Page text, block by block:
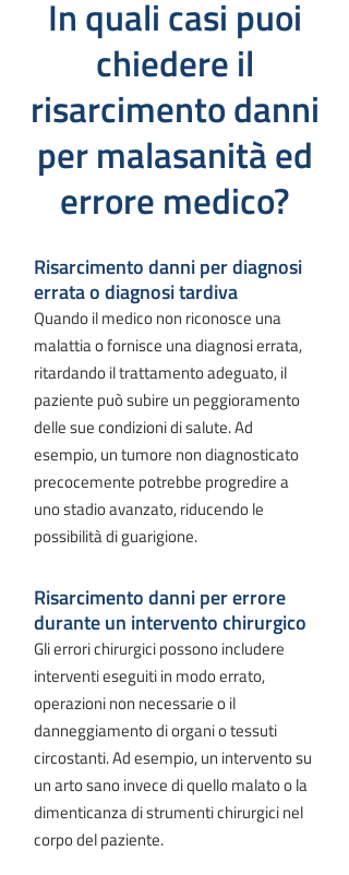
In quali casi puoi
chiedere il
risarcimento danni
per malasanità ed
errore medico?
Risarcimento danni per diagnosi
errata o diagnosi tardiva
Quando il medico non riconosce una
malattia o fornisce una diagnosi errata,
ritardando il trattamento adeguato, il
paziente può subire un peggioramento
delle sue condizioni di salute. Ad
esempio, un tumore non diagnosticato
precocemente potrebbe progredire a
uno stadio avanzato, riducendo le
possibilità di guarigione.
Risarcimento danni per errore
durante un intervento chirurgico
Gli errori chirurgici possono includere
interventi eseguiti in modo errato,
operazioni non necessarie o il
danneggiamento di organi o tessuti
circostanti. Ad esempio, un intervento su
un arto sano invece di quello malato o la
dimenticanza di strumenti chirurgici nel
corpo del paziente.